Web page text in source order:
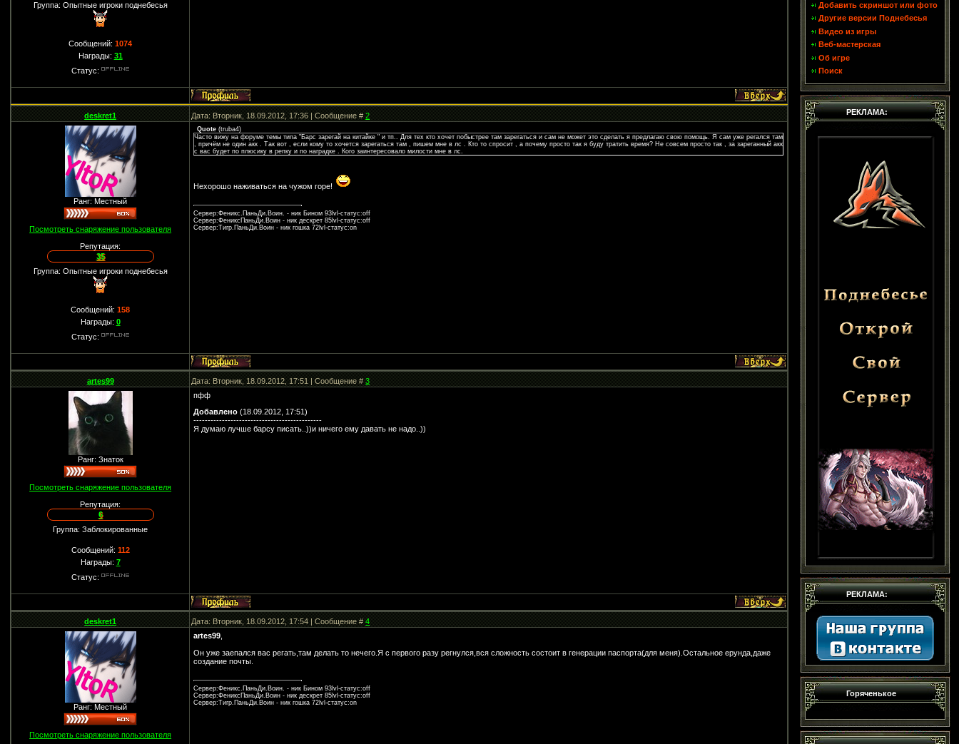
Группа: Опытные игроки поднебесья
Сообщений:1074
Награды: 31
Статус:
deskret1 Дата: Вторник, 18.09.2012, 17:36 | Сообщение #2
Ранг: Местный
Посмотреть снаряжение пользователя
Репутация:
35
Группа: Опытные игроки поднебесья
Сообщений:158
Награды: 0
Статус:
Quote (truba4)
Часто вижу на форуме темы типа "Барс зарегай на китайке " и тп.. Для тех кто хочет побыстрее там зарегаться и сам не может это сделать я предлагаю свою помощь. Я сам уже регался там
, причём не один акк . Так вот , если кому то хочется зарегаться там , пишем мне в лс . Кто то спросит , а почему просто так я буду тратить время? Не совсем просто так , за зареганный акк
с вас будет по плюсику в репку и по наградке . Кого заинтересовало милости мне в лс.
Нехорошо наживаться на чужом горе!
Сервер:Феникс.ПаньДи.Воин. - ник Бином 93lvl-статус:off
Сервер:ФениксПаньДи.Воин - ник дескрет 85lvl-статус:off
Сервер:Тигр.ПаньДи.Воин - ник гошка 72lvl-статус:on
artes99 Дата: Вторник, 18.09.2012, 17:51 | Сообщение #3
Ранг: Знаток
Посмотреть снаряжение пользователя
Репутация:
6
Группа: Заблокированные
Сообщений: 112
Награды: 7
Статус:
пфф
Добавлено (18.09.2012, 17:51)
---------------------------------------------
Я думаю лучше барсу писать..))и ничего ему давать не надо..))
deskret1 Дата: Вторник, 18.09.2012, 17:54 | Сообщение #4
Ранг: Местный
Посмотреть снаряжение пользователя
artes99
Он уже заепался вас регать,там делать то нечего.Я с первого разу регнулся,вся сложность состоит в генерации паспорта(для меня).Остальное ерунда,даже
создание почты.
Сервер:Феникс.ПаньДи.Воин. - ник Бином 93lvl-статус:off
Сервер:ФениксПаньДи.Воин - ник дескрет 85lvl-статус:off
Сервер:Тигр.ПаньДи.Воин - ник гошка 72lvl-статус:on
Добавить скриншот или фото
Другие версии Поднебесья
Видео из игры
Веб-мастерская
Об игре
Поиск
РЕКЛАМА:
РЕКЛАМА:
Горяченькое